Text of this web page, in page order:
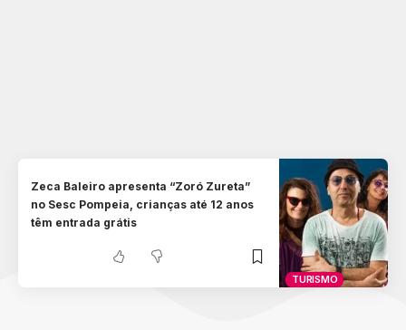
TURISMO
Zeca Baleiro apresenta “Zoró Zureta”
no Sesc Pompeia, crianças até 12 anos
têm entrada grátis